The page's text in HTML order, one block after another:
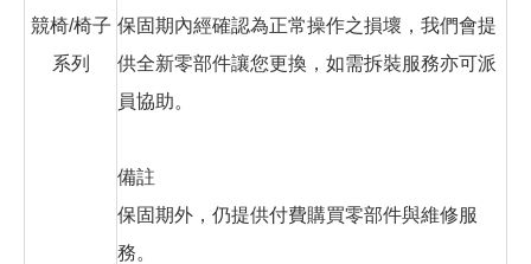
競椅/椅子
系列
保固期內經確認為正常操作之損壞，我們會提
供全新零部件讓您更換，如需拆裝服務亦可派
員協助。
備註
保固期外，仍提供付費購買零部件與維修服
務。